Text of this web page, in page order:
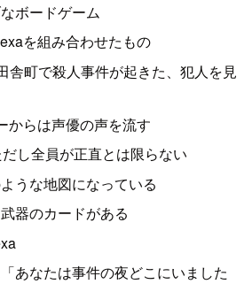
ボードゲーム
を組み合わせたもの
舎町で殺人事件が起きた、犯人を見
からは声優の声を流す
し全員が正直とは限らない
うな地図になっている
器のカードがある
あなたは事件の夜どこにいました